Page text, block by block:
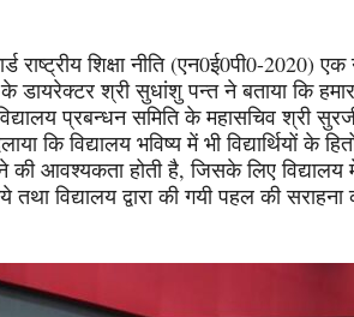
शिक्षा नीति (एन0ई0पी0-2020)
डायरेक्टर श्री सुधांशु पन्त ने बताया कि
प्रबन्धन समिति के महासचिव श्री
कि विद्यालय भविष्य में भी विद्यार्थियों के
की आवश्यकता होती है, जिसके लिए
विद्यालय द्वारा की गयी पहल की